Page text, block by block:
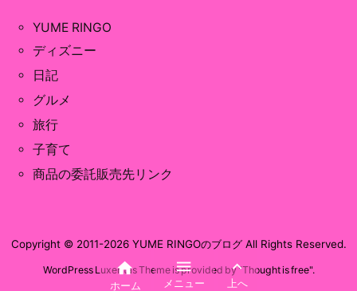
YUME RINGO
ディズニー
日記
グルメ
旅行
子育て
商品の委託販売先リンク
Copyright © 2011-2026 YUME RINGOのブログAll Rights Reserved.
WordPress Luxeritas Theme is provided by "Thought is free".

ホーム

メニュー

上へ